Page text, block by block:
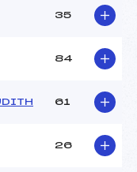
35
84
61
26